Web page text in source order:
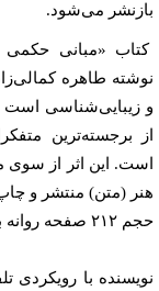
می‌شود.
«مبانی حکمی
طاهره
است که
برجسته‌ترین
این اثر از سوی
بازار کتاب شده است.
با رویکردی